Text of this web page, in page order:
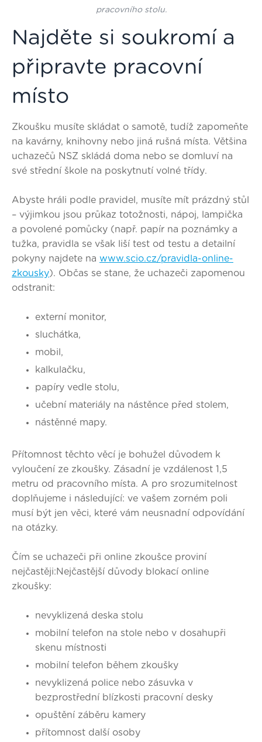
pracovního stolu.
Najděte si soukromí a
připravte pracovní
místo
Zkoušku musíte skládat o samotě, tudíž zapomeňte
na kavárny, knihovny nebo jiná rušná místa. Většina
uchazečů NSZ skládá doma nebo se domluví na
své střední škole na poskytnutí volné třídy.
Abyste hráli podle pravidel, musíte mít prázdný stůl
– výjimkou jsou průkaz totožnosti, nápoj, lampička
a povolené pomůcky (např. papír na poznámky a
tužka, pravidla se však liší test od testu a detailní
pokyny najdete na www.scio.cz/pravidla-online-
zkousky). Občas se stane, že uchazeči zapomenou
odstranit:
externí monitor,
sluchátka,
mobil,
kalkulačku,
papíry vedle stolu,
učební materiály na nástěnce před stolem,
nástěnné mapy.
Přítomnost těchto věcí je bohužel důvodem k
vyloučení ze zkoušky. Zásadní je vzdálenost 1,5
metru od pracovního místa. A pro srozumitelnost
doplňujeme i následující: ve vašem zorném poli
musí být jen věci, které vám neusnadní odpovídání
na otázky.
Čím se uchazeči při online zkoušce proviní
nejčastěji:Nejčastější důvody blokací online
zkoušky:
nevyklizená deska stolu
mobilní telefon na stole nebo v dosahupři
skenu místnosti
mobilní telefon během zkoušky
nevyklizená police nebo zásuvka v
bezprostřední blízkosti pracovní desky
opuštění záběru kamery
přítomnost další osoby